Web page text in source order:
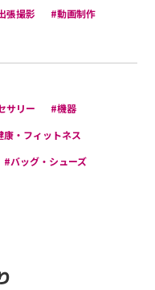
張撮影
#動画制作
サリー
#機器
康・フィットネス
#バッグ・シューズ